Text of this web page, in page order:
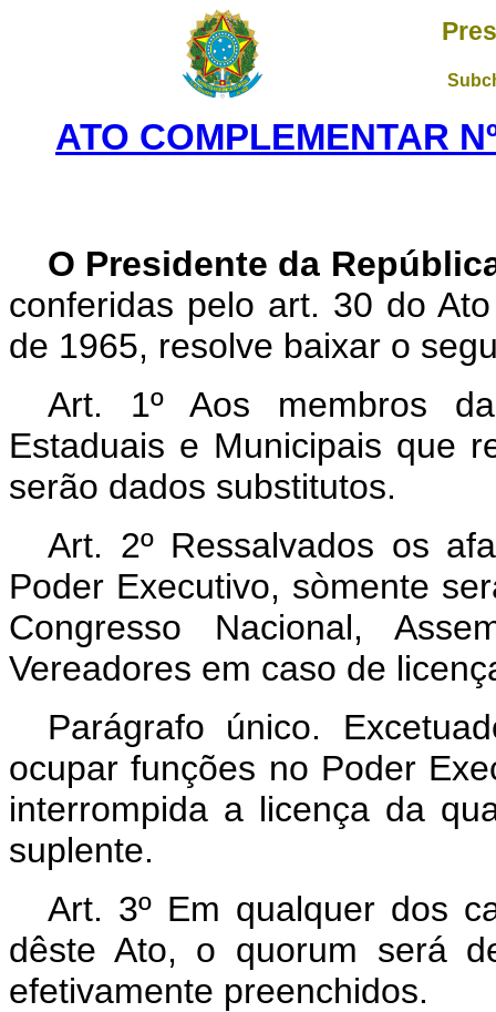
ATO COMPLEMENTAR
O Presidente da
conferidas pelo art. 30 do
de 1965, resolve baixar o
Art. 1º Aos membros
Estaduais e Municipais que
serão dados substitutos.
Art. 2º Ressalvados os
Poder Executivo, sòmente
Congresso Nacional,
Vereadores em caso de
Parágrafo único.
ocupar funções no Poder
interrompida a licença da
suplente.
Art. 3º Em qualquer dos
dêste Ato, o quorum será
efetivamente preenchidos.